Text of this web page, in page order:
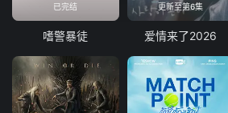
已完结
嗜警暴徒
更新至第6集
爱情来了2026